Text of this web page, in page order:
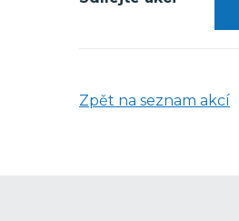
Zpět na seznam akcí